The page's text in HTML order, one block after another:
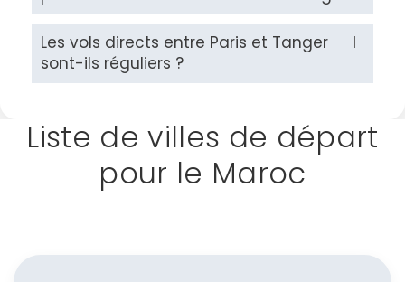
Les vols directs entre Paris et Tanger
sont-ils réguliers ?
Liste de villes de départ
pour le Maroc